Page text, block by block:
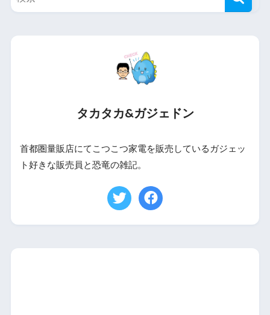
タカタカ&ガジェドン
首都圏量販店にてこつこつ家電を販売しているガジェッ
ト好きな販売員と恐竜の雑記。